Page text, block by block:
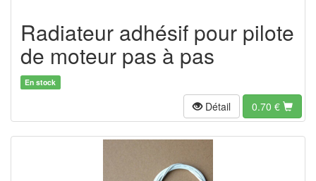
Radiateur adhésif pour pilote
de moteur pas à pas
En stock
Détail 0.70 €